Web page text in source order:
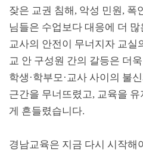
잦은 교권 침해 , 악성 민원 , 폭
님들은 수업보다 대응에 더
교사의 안전이 무너지자 교실
교 안 구성원 간의 갈등은 더
학생 ·학부모·교사 사이의 불
근간을 무너뜨렸고, 교육을 유
게 흔들렸습니다.
경남교육은 지금 다시 시작해